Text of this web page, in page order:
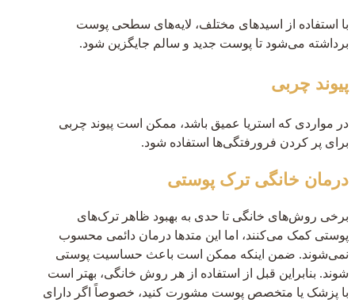
با استفاده از اسیدهای مختلف، لایه‌های سطحی پوست
برداشته می‌شود تا پوست جدید و سالم جایگزین شود.
پیوند چربی
در مواردی که استریا عمیق باشد، ممکن است پیوند چربی
برای پر کردن فرورفتگی‌ها استفاده شود.
درمان خانگی ترک پوستی
برخی روش‌های خانگی تا حدی به بهبود ظاهر ترک‌های
پوستی کمک می‌کنند، اما این متدها درمان دائمی محسوب
نمی‌شوند. ضمن اینکه ممکن است باعث حساسیت پوستی
شوند. بنابراین قبل از استفاده از هر روش خانگی، بهتر است
با پزشک یا متخصص پوست مشورت کنید، خصوصاً اگر دارای